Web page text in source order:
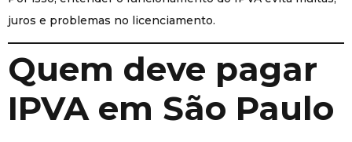
juros e problemas no licenciamento.
Quem deve pagar
IPVA em São Paulo